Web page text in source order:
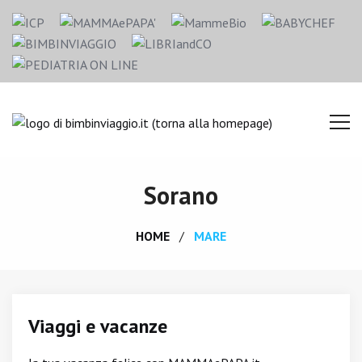
Sorano
HOME MARE
Viaggi e vacanze